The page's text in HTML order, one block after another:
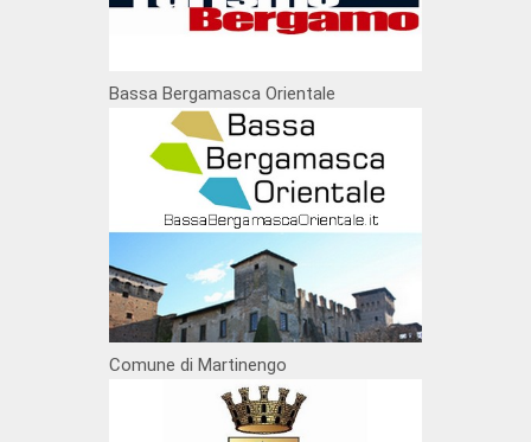
Bassa Bergamasca Orientale
Comune di Martinengo